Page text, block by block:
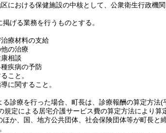
における保健施設の中核として、公衆衛生行政機
げる業務を行うものとする。
療材料の支給
の治療
相談
疾病の予防
こと。
に関すること。
る診療を行った場合、町長は、診療報酬の算定方法(
規定による居宅介護サービス費の算定方法により算
ほか、国、地方公共団体、社会保険団体等が町長